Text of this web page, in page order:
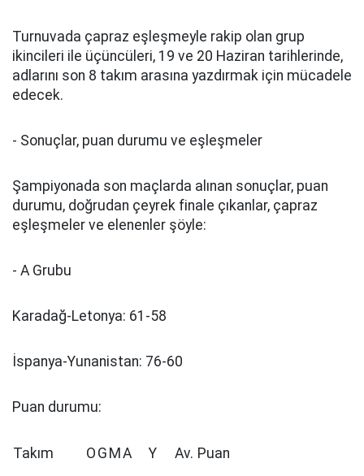
Turnuvada çapraz eşleşmeyle rakip olan grup
ikincileri ile üçüncüleri, 19 ve 20 Haziran tarihlerinde,
adlarını son 8 takım arasına yazdırmak için mücadele
edecek.
- Sonuçlar, puan durumu ve eşleşmeler
Şampiyonada son maçlarda alınan sonuçlar, puan
durumu, doğrudan çeyrek finale çıkanlar, çapraz
eşleşmeler ve elenenler şöyle:
- A Grubu
Karadağ-Letonya: 61-58
İspanya-Yunanistan: 76-60
Puan durumu:
Takım O G M A Y Av. Puan